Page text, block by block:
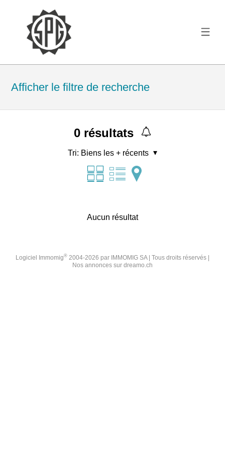
Afficher le filtre de recherche
0résultats
Tri: Biens les + récents
Aucun résultat
Logiciel Immomig® 2004-2026 par IMMOMIG SA | Tous droits réservés |
Nos annonces sur dreamo.ch